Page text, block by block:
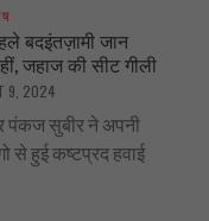
बदइंतज़ामी जान
जहाज की सीट गीली
9, 2024
पंकज सुबीर ने अपनी
से हुई कष्टप्रद हवाई